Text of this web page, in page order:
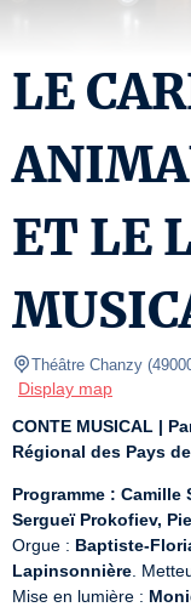
LE
ET LE
Théâtre Chanzy (
Display map
CONTE MUSICAL |
Régional des Pays
Programme : Camille
Sergueï Prokofiev,
Orgue : Baptiste-
Lapinsonnière .
Mise en lumière :